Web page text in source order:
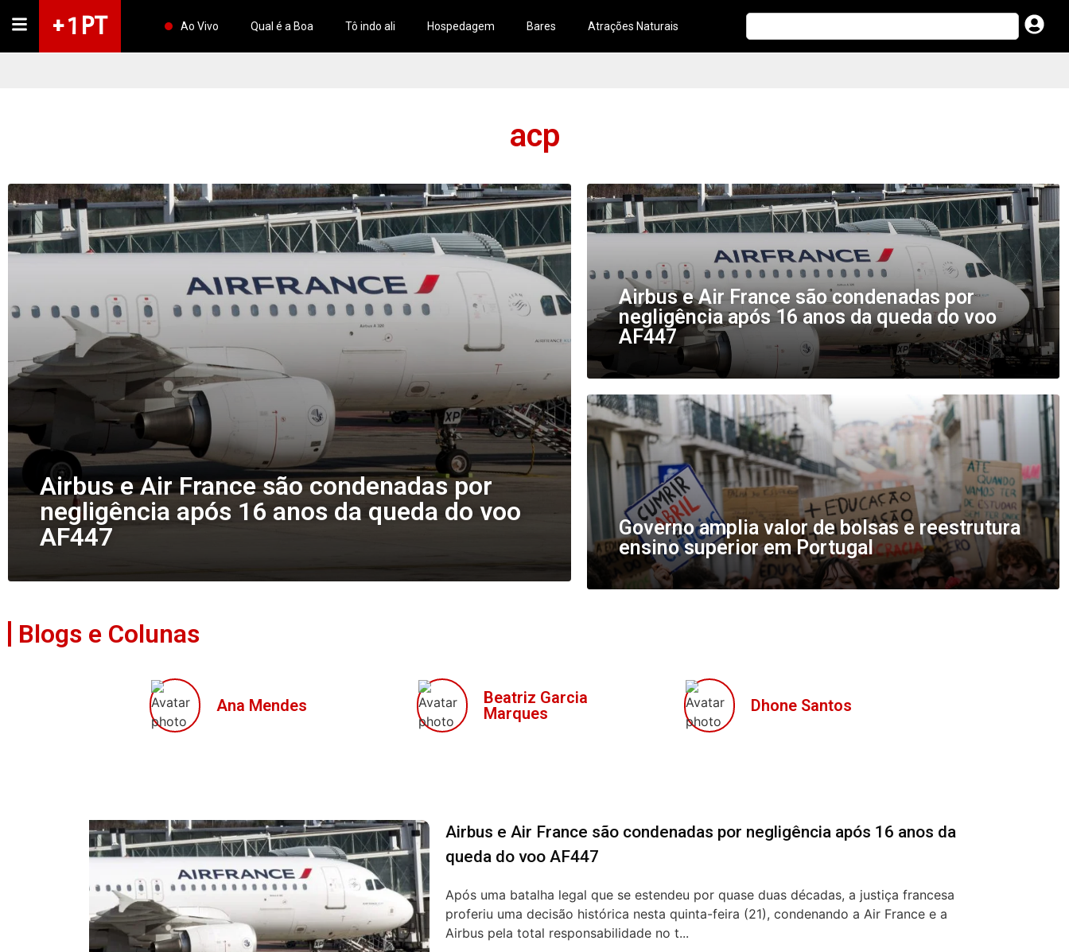
+ 1 PT Ao Vivo Qual é a Boa Tô indo ali Hospedagem Bares Atrações Naturais
acp
Airbus e Air France são condenadas por
negligência após 16 anos da queda do voo
AF447
Airbus e Air France são condenadas por
negligência após 16 anos da queda do voo
AF447
Governo amplia valor de bolsas e reestrutura
ensino superior em Portugal
Blogs e Colunas
Ana Mendes
Beatriz Garcia
Marques
Dhone Santos
Airbus e Air France são condenadas por negligência após 16 anos da
queda do voo AF447
Após uma batalha legal que se estendeu por quase duas décadas, a justiça francesa
proferiu uma decisão histórica nesta quinta-feira (21), condenando a Air France e a
Airbus pela total responsabilidade no t...